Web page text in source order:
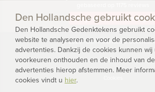
Bekijk alle klantervaringen
© 2026 - Den Hollandsche
Privacy
Den Hollandsche gebruikt
Den Hollandsche Gedenktekens gebruikt
website te analyseren en voor de
advertenties. Dankzij de cookies kunnen
voorkeuren onthouden en de inhoud van
advertenties hierop afstemmen. Meer
cookies vindt u hier.